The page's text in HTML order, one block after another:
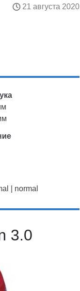
21 августа 2020
| normal
3.0